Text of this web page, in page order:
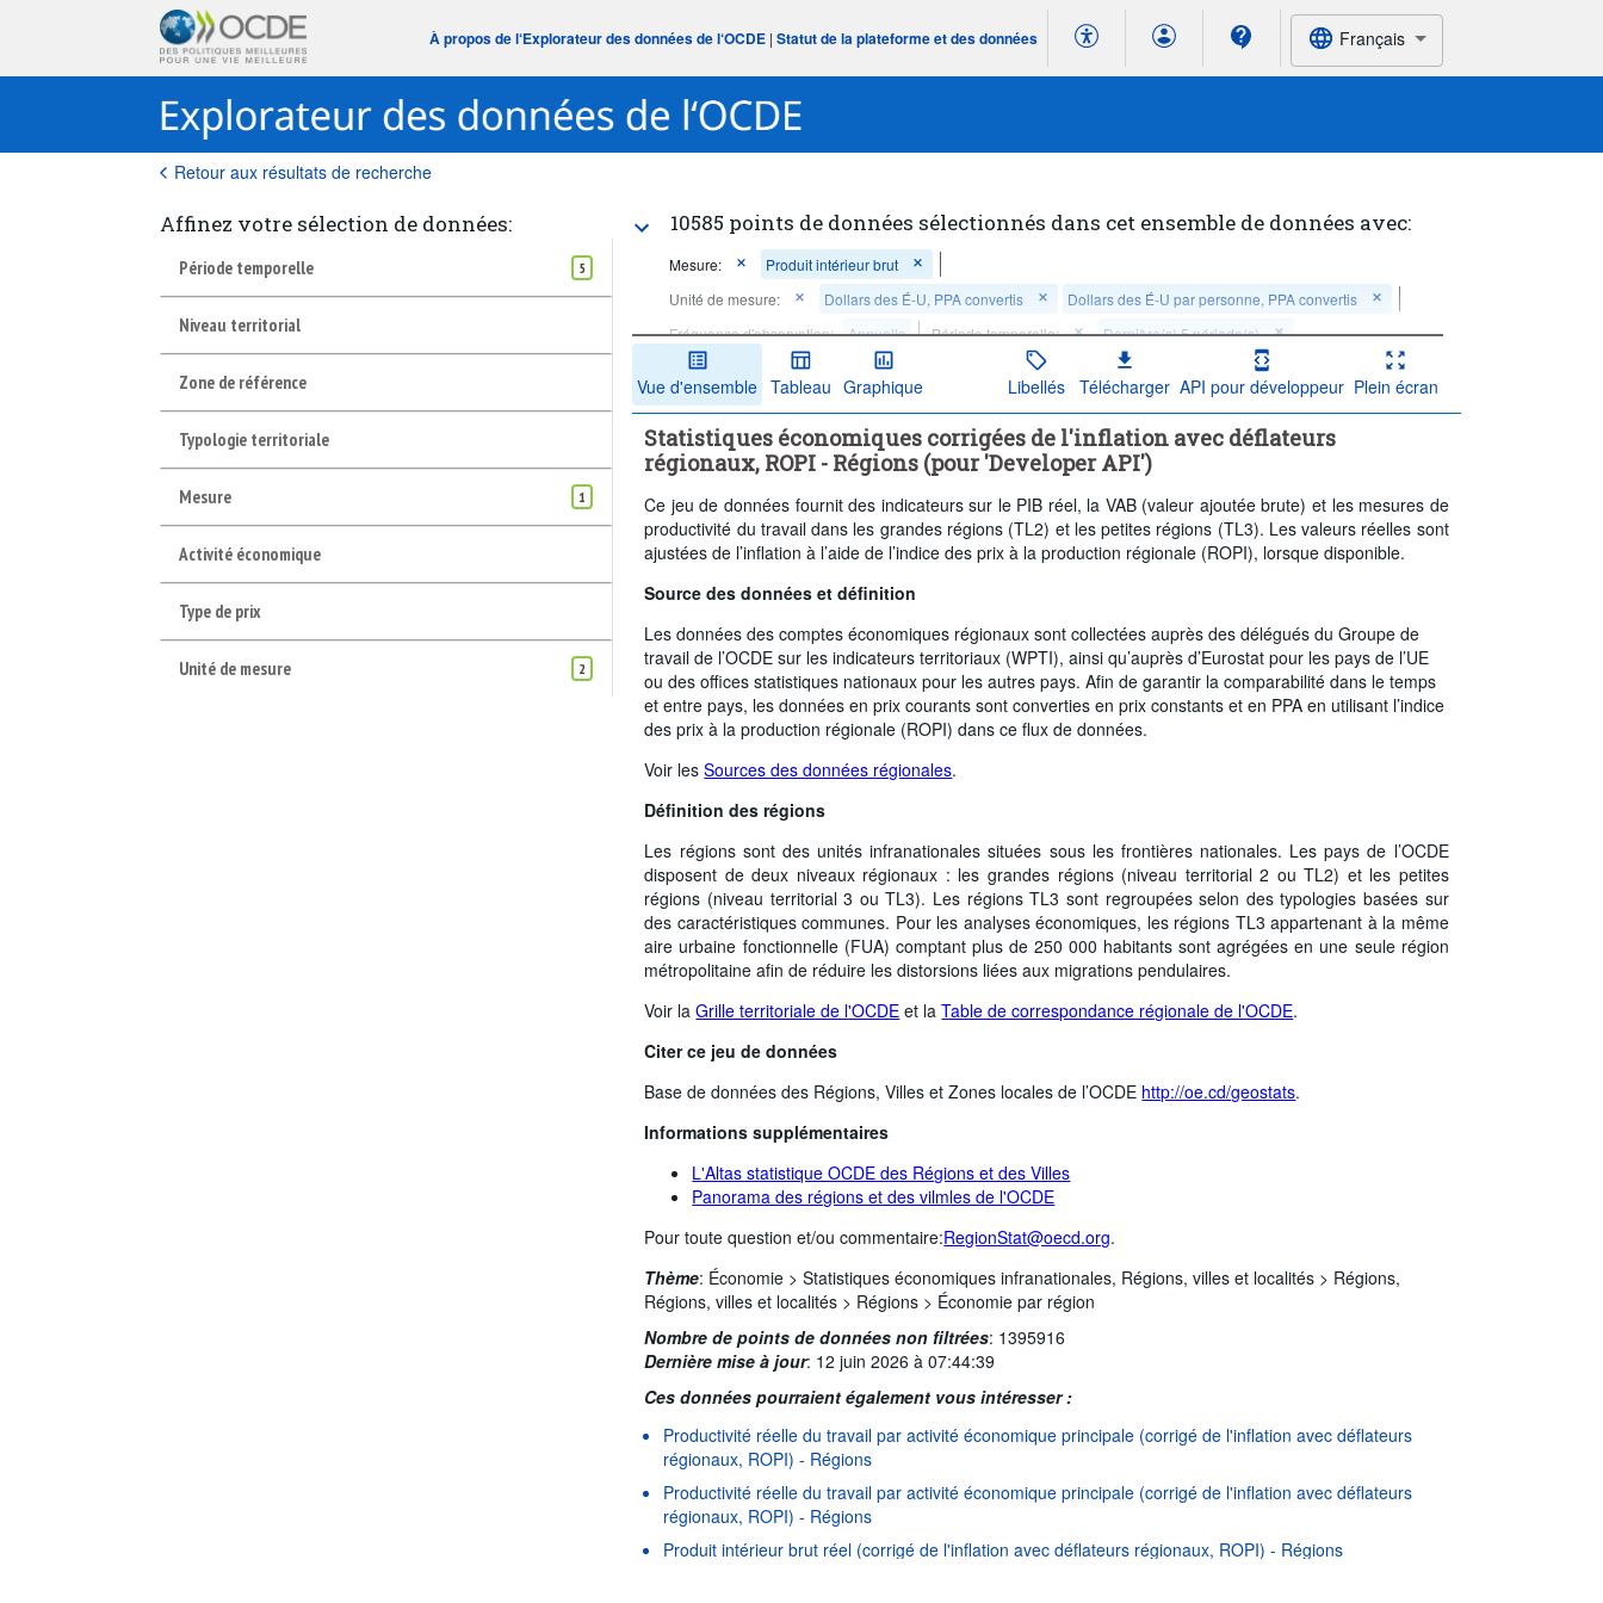
À propos de l‘Explorateur des données de l‘OCDE |Statut de la plateforme et des données Français
Retour aux résultats de recherche
Affinez votre sélection de données:
Période temporelle 5
Niveau territorial
Zone de référence
Typologie territoriale
Mesure 1
Activité économique
Type de prix
Unité de mesure 2
10585 points de données sélectionnés dans cet ensemble de données avec:
Mesure:
Produit intérieur brut
Unité de mesure:
Dollars des É-U, PPA convertis
Dollars des É-U par personne, PPA convertis
Fréquence d'observation:
Annuelle Période temporelle:
Dernière(s) 5 période(s)
Supprimer tout
Vue d'ensemble Tableau Graphique Libellés Télécharger API pour développeur Plein écran
Statistiques économiques corrigées de l'inflation avec déflateurs
régionaux, ROPI - Régions (pour 'Developer API')
Ce jeu de données fournit des indicateurs sur le PIB réel, la VAB (valeur ajoutée brute) et les mesures de
productivité du travail dans les grandes régions (TL2) et les petites régions (TL3). Les valeurs réelles sont
ajustées de l’inflation à l’aide de l’indice des prix à la production régionale (ROPI), lorsque disponible.
Source des données et définition
Les données des comptes économiques régionaux sont collectées auprès des délégués du Groupe de
travail de l’OCDE sur les indicateurs territoriaux (WPTI), ainsi qu’auprès d’Eurostat pour les pays de l’UE
ou des offices statistiques nationaux pour les autres pays. Afin de garantir la comparabilité dans le temps
et entre pays, les données en prix courants sont converties en prix constants et en PPA en utilisant l’indice
des prix à la production régionale (ROPI) dans ce flux de données.
Voir lesSources des données régionales.
Définition des régions
Les régions sont des unités infranationales situées sous les frontières nationales. Les pays de l’OCDE
disposent de deux niveaux régionaux : les grandes régions (niveau territorial 2 ou TL2) et les petites
régions (niveau territorial 3 ou TL3). Les régions TL3 sont regroupées selon des typologies basées sur
des caractéristiques communes. Pour les analyses économiques, les régions TL3 appartenant à la même
aire urbaine fonctionnelle (FUA) comptant plus de 250 000 habitants sont agrégées en une seule région
métropolitaine afin de réduire les distorsions liées aux migrations pendulaires.
Voir laGrille territoriale de l'OCDE et laTable de correspondance régionale de l'OCDE.
Citer ce jeu de données
Base de données des Régions, Villes et Zones locales de l’OCDE http://oe.cd/geostats.
Informations supplémentaires
L'Altas statistique OCDE des Régions et des Villes
Panorama des régions et des vilmles de l'OCDE
Pour toute question et/ou commentaire:RegionStat@oecd.org.
Thème: Économie >Statistiques économiques infranationales, Régions, villes et localités > Régions,
Régions, villes et localités > Régions > Économie par région
Nombre de points de données non filtrées: 1395916
Dernière mise à jour: 12 juin 2026 à 07:44:39
Ces données pourraient également vous intéresser :
Productivité réelle du travail par activité économique principale (corrigé de l'inflation avec déflateurs
régionaux, ROPI) - Régions
Productivité réelle du travail par activité économique principale (corrigé de l'inflation avec déflateurs
régionaux, ROPI) - Régions
Produit intérieur brut réel (corrigé de l'inflation avec déflateurs régionaux, ROPI) - Régions
Conditions d'utilisation|Protection des données|Politique de protection des données|Documentation de l'API